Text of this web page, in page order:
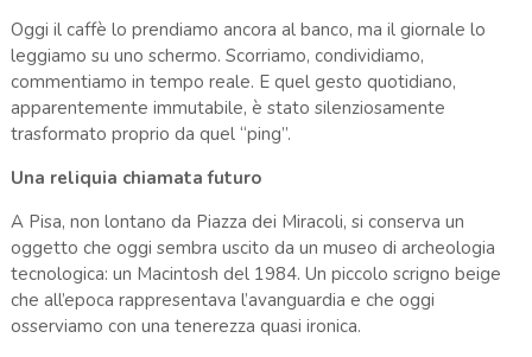
Oggi il caffè lo prendiamo ancora al banco, ma il giornale lo
leggiamo su uno schermo. Scorriamo, condividiamo,
commentiamo in tempo reale. E quel gesto quotidiano,
apparentemente immutabile, è stato silenziosamente
trasformato proprio da quel “ping”.
Una reliquia chiamata futuro
A Pisa, non lontano da Piazza dei Miracoli, si conserva un
oggetto che oggi sembra uscito da un museo di archeologia
tecnologica: un Macintosh del 1984. Un piccolo scrigno beige
che all’epoca rappresentava l’avanguardia e che oggi
osserviamo con una tenerezza quasi ironica.